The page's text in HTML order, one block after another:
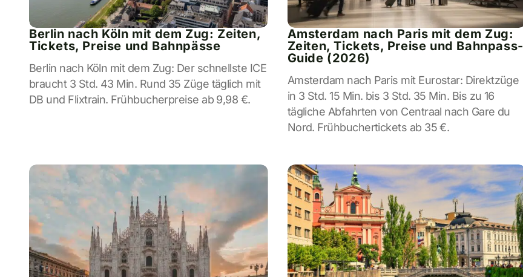
Berlin nach Köln mit dem Zug: Zeiten,
Tickets, Preise und Bahnpässe
Berlin nach Köln mit dem Zug: Der schnellste ICE
braucht 3 Std. 43 Min. Rund 35 Züge täglich mit
DB und Flixtrain. Frühbucherpreise ab 9,98 €.
Amsterdam nach Paris mit dem Zug:
Zeiten, Tickets, Preise und Bahnpass-
Guide (2026)
Amsterdam nach Paris mit Eurostar: Direktzüge
in 3 Std. 15 Min. bis 3 Std. 35 Min. Bis zu 16
tägliche Abfahrten von Centraal nach Gare du
Nord. Frühbuchertickets ab 35 €.